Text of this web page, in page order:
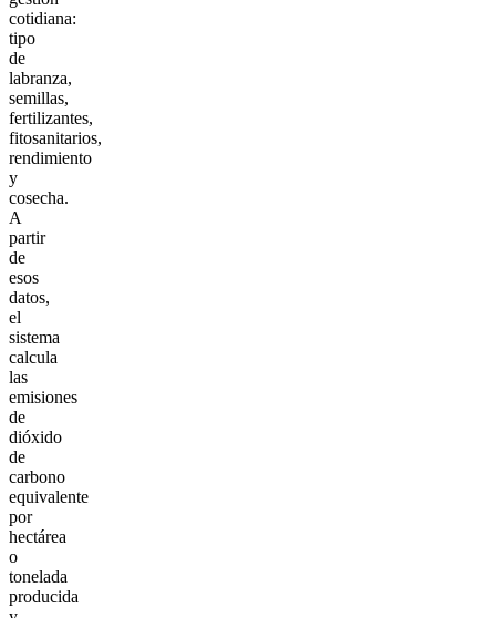
cotidiana:
tipo
de
labranza,
semillas,
fertilizantes,
fitosanitarios,
rendimiento
y
cosecha.
A
partir
de
esos
datos,
el
sistema
calcula
las
emisiones
de
dióxido
de
carbono
equivalente
por
hectárea
o
tonelada
producida